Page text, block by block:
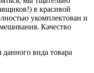
в красивой
укомплектован и
Качество
вида товара